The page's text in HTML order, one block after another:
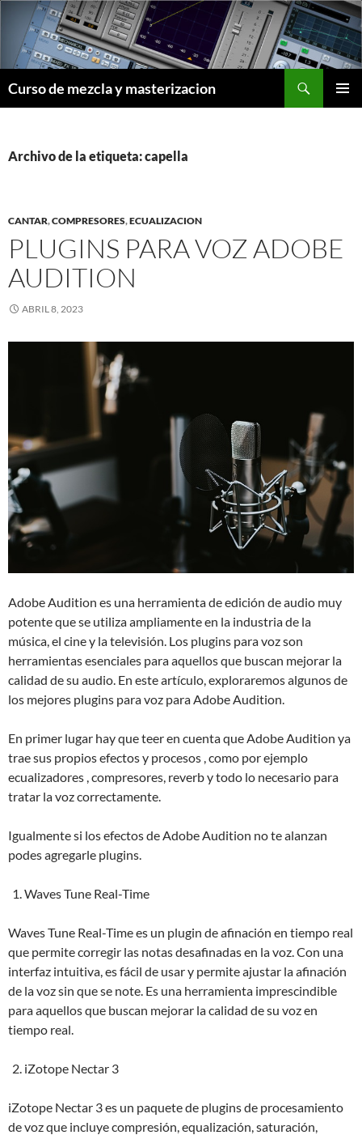
contenido
Curso de mezcla y masterizacion
Archivo de la etiqueta: capella
CANTAR,COMPRESORES,ECUALIZACION
PLUGINS PARA VOZ ADOBE
AUDITION
ABRIL 8, 2023
Adobe Audition es una herramienta de edición de audio muy
potente que se utiliza ampliamente en la industria de la
música, el cine y la televisión. Los plugins para voz son
herramientas esenciales para aquellos que buscan mejorar la
calidad de su audio. En este artículo, exploraremos algunos de
los mejores plugins para voz para Adobe Audition.
En primer lugar hay que teer en cuenta que Adobe Audition ya
trae sus propios efectos y procesos , como por ejemplo
ecualizadores , compresores, reverb y todo lo necesario para
tratar la voz correctamente.
Igualmente si los efectos de Adobe Audition no te alanzan
podes agregarle plugins.
Waves Tune Real-Time
Waves Tune Real-Time es un plugin de afinación en tiempo real
que permite corregir las notas desafinadas en la voz. Con una
interfaz intuitiva, es fácil de usar y permite ajustar la afinación
de la voz sin que se note. Es una herramienta imprescindible
para aquellos que buscan mejorar la calidad de su voz en
tiempo real.
iZotope Nectar 3
iZotope Nectar 3 es un paquete de plugins de procesamiento
de voz que incluye compresión, equalización, saturación,